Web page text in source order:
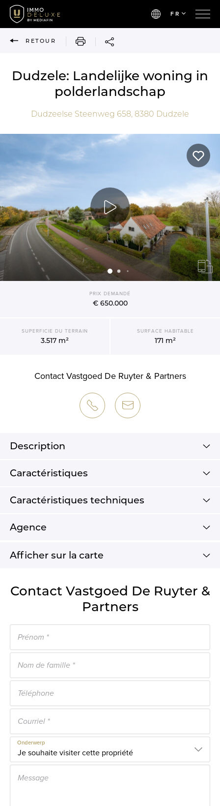
FR
RETOUR IMPRIMER
Dudzele: Landelijke woning in
polderlandschap
Dudzeelse Steenweg 658, 8380 Dudzele
PRIX DEMANDÉ
€ 650.000
SUPERFICIE DU TERRAIN
3.517 m²
SURFACE HABITABLE
171 m²
Contact Vastgoed De Ruyter & Partners
Description
Caractéristiques
Caractéristiques techniques
Agence
Afficher sur la carte
Contact Vastgoed De Ruyter &
Partners
Onderwerp